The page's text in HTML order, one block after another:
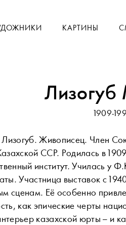
КАРТИНЫ
Лизогуб
1909-
Живописец. Член
ССР. Родилась в
институт. Училась у
Участница выставок с
сценам. Её особенно
как эпические черты
казахской юрты – и